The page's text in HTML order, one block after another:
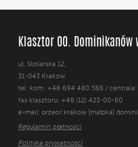
Klasztor OO. Dominikanów
ul. Stolarska 12,
31-043 Kraków
tel. kom. +48 694 480 588 / centrala:
fax klasztoru: +48 (12) 423-00-80
e-mail: przeor.krakow [małpka]
Regulamin płatności
Polityka prywatności